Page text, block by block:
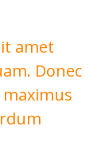
amet
Donec
maximus